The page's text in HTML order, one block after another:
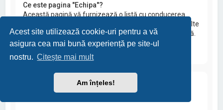
Acest site utilizează cookie-uri pentru a vă
asigura cea mai bună experiență pe site-ul
nostru. Citește mai mult
Am înțeles!
Ce este pagina "Echipa"?
Această pagină vă furnizează o listă cu conducerea
forumului, incluzând administratorii şi moderatorii şi alte
detalii ca de exemplu forumurile pe care le moderează.
Mesaje private